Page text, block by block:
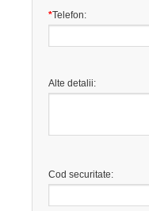
*Telefon:
Alte detalii:
Cod securitate: